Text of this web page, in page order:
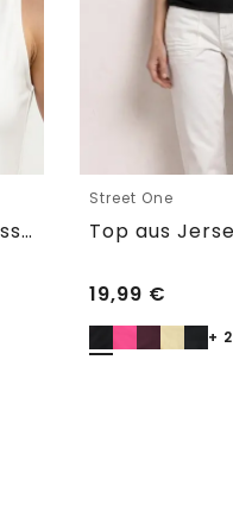
Basic Top mit Herzausschnitt
Street One
19,99 €
+ 2